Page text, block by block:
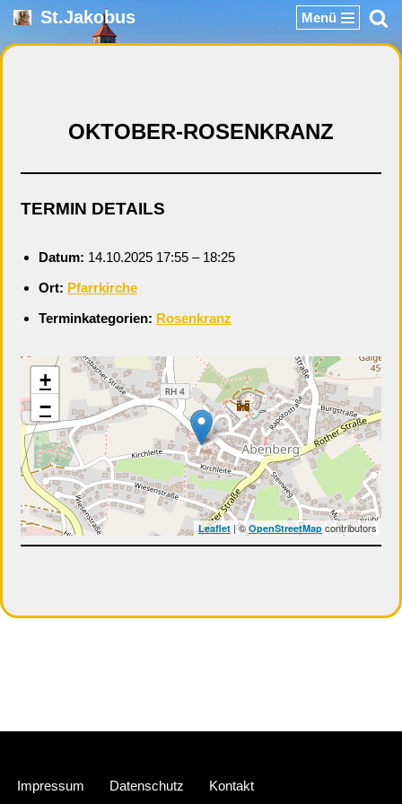
Zum
St.Jakobus Menü
OKTOBER-ROSENKRANZ
TERMIN DETAILS
Datum: 14.10.2025 17:55 – 18:25
Ort: Pfarrkirche
Terminkategorien: Rosenkranz
+
−
Leaflet| © OpenStreetMapcontributors
Impressum Datenschutz Kontakt